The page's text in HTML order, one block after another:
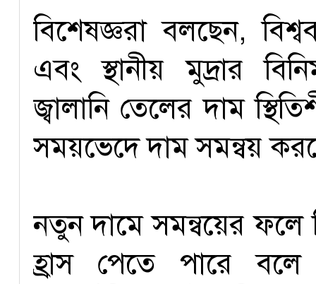
বিশেষজ্ঞরা বলছেন,
এবং স্থানীয় মুদ্রার
জ্বালানি তেলের দাম
সময়ভেদে দাম সমন্বয়
নতুন দামে সমন্বয়ের ফলে
হ্রাস পেতে পারে